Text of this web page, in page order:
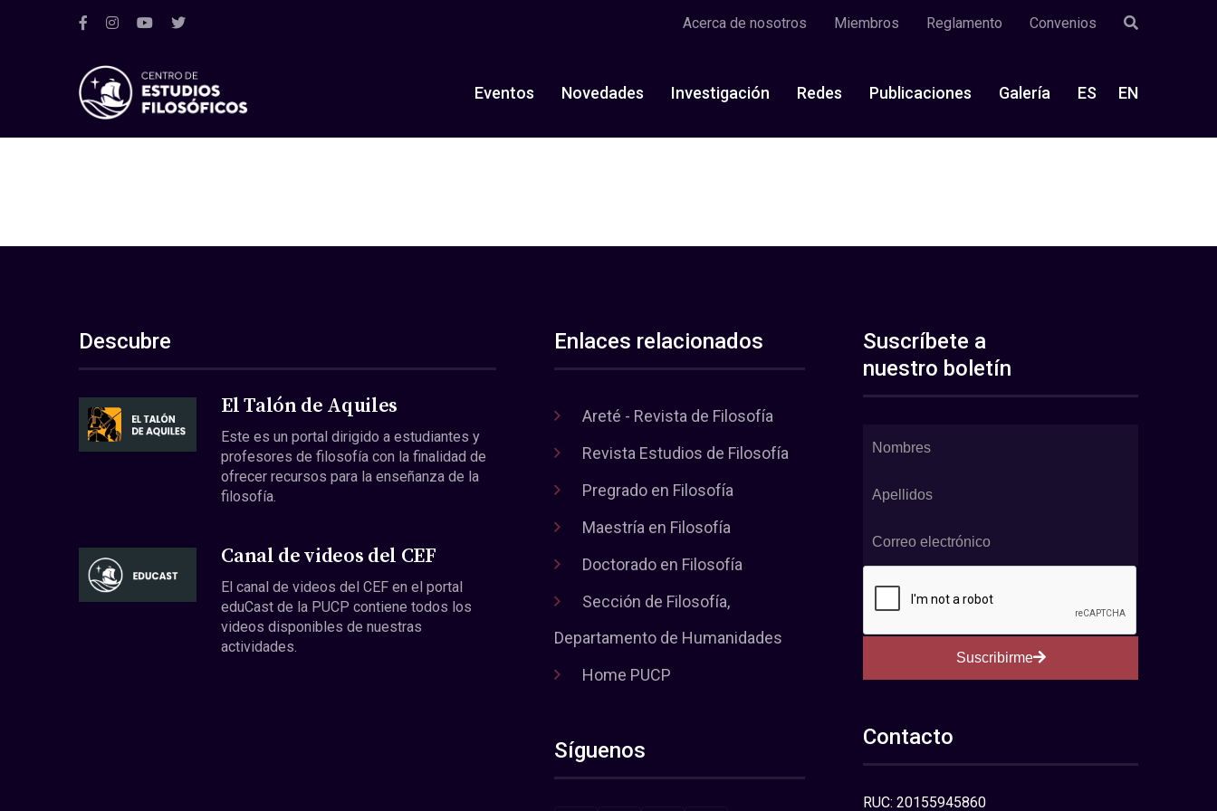
Acerca de nosotros Miembros Reglamento Convenios
Eventos Novedades Investigación Redes Publicaciones Galería ES EN
Descubre
El Talón de Aquiles
Este es un portal dirigido a estudiantes y
profesores de filosofía con la finalidad de
ofrecer recursos para la enseñanza de la
filosofía.
Canal de videos del CEF
El canal de videos del CEF en el portal
eduCast de la PUCP contiene todos los
videos disponibles de nuestras
actividades.
Enlaces relacionados
Areté - Revista de Filosofía
Revista Estudios de Filosofía
Pregrado en Filosofía
Maestría en Filosofía
Doctorado en Filosofía
Sección de Filosofía,
Departamento de Humanidades
Home PUCP
Síguenos
Suscríbete a
nuestro boletín
Suscribirme
Contacto
RUC: 20155945860